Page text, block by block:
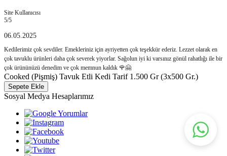
Site Kullanıcısı
5/5
06.05.2025
Kedilerimiz çok sevdiler. Emekleriniz için ayriyetten çok teşekkür ederiz. Lezzet olarak en
çok tavuklu ürünleri daha çok severek yiyorlar. Sağolun iyi ki varsınız gönül rahatlığı ile bir
çok ürününüzü denedim ve çok memnun kaldık 🌹🤗
Cooked (Pişmiş) Tavuk Etli Kedi Tarif 1.500 Gr (3x500 Gr.)
Sepete Ekle
Sosyal Medya Hesaplarımız